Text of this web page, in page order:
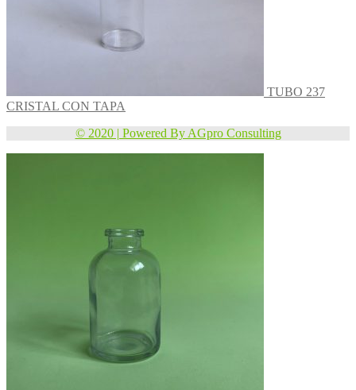
TUBO 237
CRISTAL CON TAPA
© 2020 | Powered By AGpro Consulting